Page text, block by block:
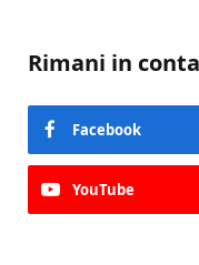
Rimani in
Facebook
YouTube